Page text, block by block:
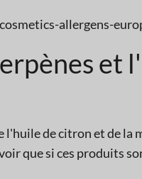
allergens-
et
l'huile de citron et de la
que si ces produits